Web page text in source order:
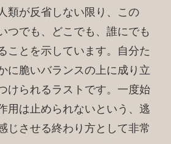
類が反省しない限り、この
つでも、どこでも、誰にでも
ことを示しています。自分た
に脆いバランスの上に成り立
けられるラストです。一度始
用は止められないという、逃
じさせる終わり方として非常